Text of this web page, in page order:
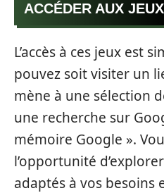
ACCÉDER AUX JEUX
L’accès à ces jeux est
pouvez soit visiter un
mène à une sélection
une recherche sur
mémoire Google ».
l’opportunité
adaptés à vos besoins